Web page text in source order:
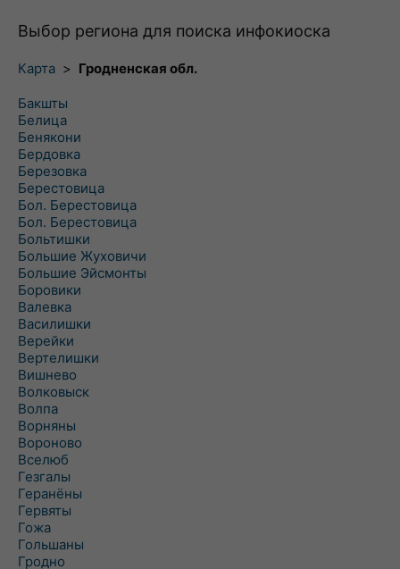
Выбор региона для поиска инфокиоска
Карта > Гродненская обл.
Бакшты
Белица
Бенякони
Бердовка
Березовка
Берестовица
Бол. Берестовица
Бол. Берестовица
Больтишки
Большие Жуховичи
Большие Эйсмонты
Боровики
Валевка
Василишки
Верейки
Вертелишки
Вишнево
Волковыск
Волпа
Ворняны
Вороново
Вселюб
Гезгалы
Геранёны
Гервяты
Гожа
Гольшаны
Гродно